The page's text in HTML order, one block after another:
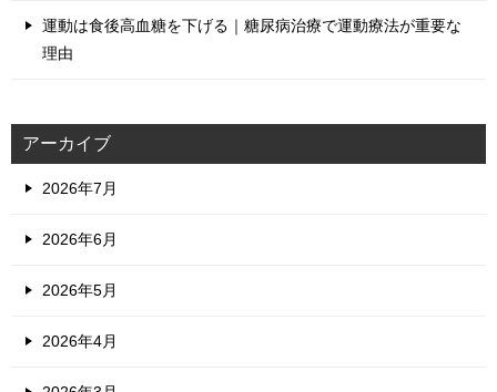
運動は食後高血糖を下げる｜糖尿病治療で運動療法が重要な
理由
アーカイブ
2026年7月
2026年6月
2026年5月
2026年4月